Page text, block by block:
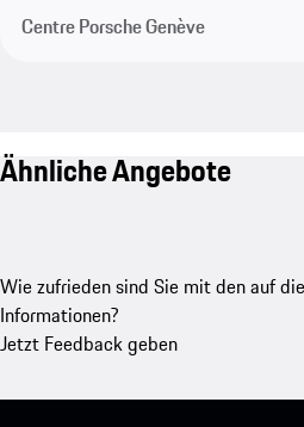
Centre Porsche Genève
Ähnliche Angebote
Wie zufrieden sind Sie mit den auf
Informationen?
Jetzt Feedback geben